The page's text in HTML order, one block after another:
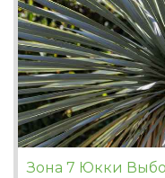
Зона 7 Юкки